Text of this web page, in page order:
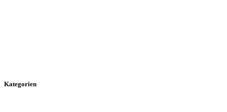
Kategorien